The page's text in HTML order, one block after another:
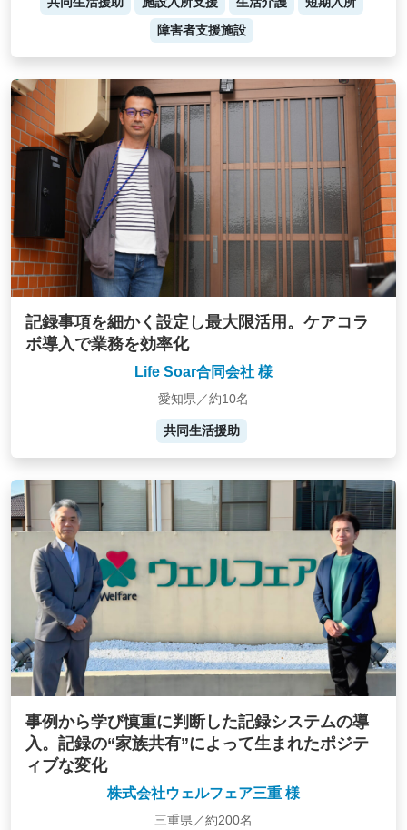
障害者支援施設
記録事項を細かく設定し最大限活用。ケアコラ
ボ導入で業務を効率化
Life Soar合同会社 様
愛知県／約10名
共同生活援助
事例から学び慎重に判断した記録システムの導
入。記録の“家族共有”によって生まれたポジテ
ィブな変化
株式会社ウェルフェア三重 様
三重県／約200名